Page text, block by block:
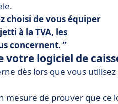
choisi de vous équiper
à la TVA, les
concernent.
logiciel de
dès lors que vous
de prouver que ce